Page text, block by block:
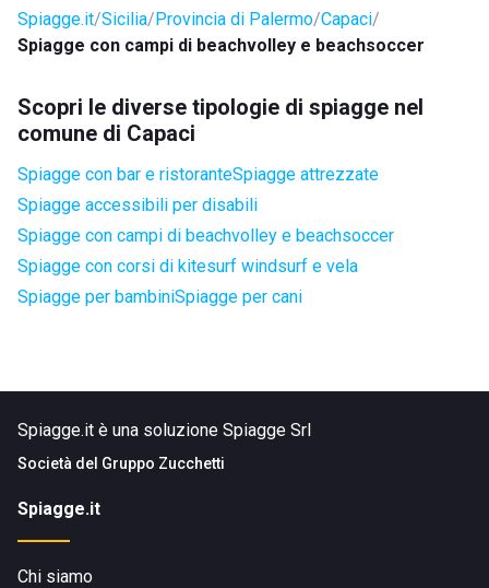
Spiagge.it Sicilia Provincia di Palermo Capaci
Spiagge con campi di beachvolley e beachsoccer
Scopri le diverse tipologie di spiagge nel
comune di Capaci
Spiagge con bar e ristoranteSpiagge attrezzate
Spiagge accessibili per disabili
Spiagge con campi di beachvolley e beachsoccer
Spiagge con corsi di kitesurf windsurf e vela
Spiagge per bambiniSpiagge per cani
Spiagge.it è una soluzione Spiagge Srl
Società del Gruppo Zucchetti
Spiagge.it
Chi siamo